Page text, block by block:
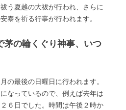
う夏越の大祓が行われ、さらに
泰を祈る行事が行われます。
茅の輪くぐり神事、いつ
の最後の日曜日に行われます。
なっているので、例えば去年は
６日でした。時間は午後２時か